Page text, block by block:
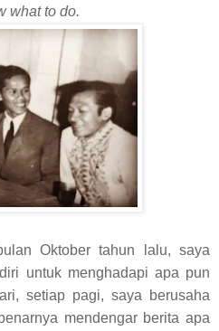
what to do.
Oktober tahun lalu, saya
untuk menghadapi apa pun
setiap pagi, saya berusaha
mendengar berita apa